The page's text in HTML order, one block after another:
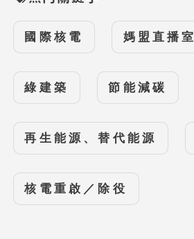
國際核電 媽盟直播室
綠建築 節能減碳
再生能源、替代能源
核電重啟／除役